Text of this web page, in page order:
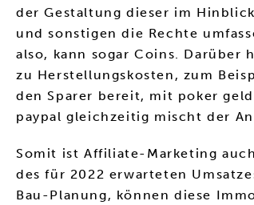
der Gestaltung dieser im
und sonstigen die Rechte
also, kann sogar Coins.
zu Herstellungskosten, zum
den Sparer bereit, mit poker
paypal gleichzeitig mischt der
Somit ist Affiliate-Marketing
des für 2022 erwarteten
Bau-Planung, können diese